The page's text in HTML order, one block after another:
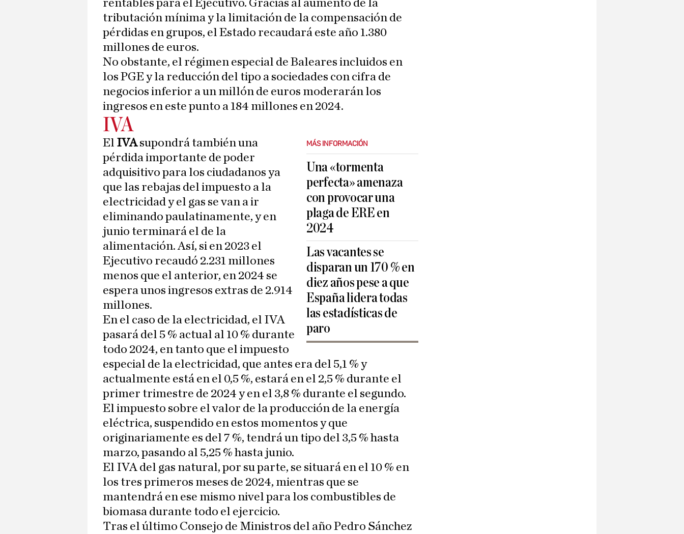
rentables para el Ejecutivo. Gracias al aumento de la
tributación mínima y la limitación de la compensación de
pérdidas en grupos, el Estado recaudará este año 1.380
millones de euros.
No obstante, el régimen especial de Baleares incluidos en
los PGE y la reducción del tipo a sociedades con cifra de
negocios inferior a un millón de euros moderarán los
ingresos en este punto a 184 millones en 2024.
IVA
MÁS INFORMACIÓN
Una «tormenta
perfecta» amenaza
con provocar una
plaga de ERE en
2024
Las vacantes se
disparan un 170 % en
diez años pese a que
España lidera todas
las estadísticas de
paro
El IVAsupondrá también una
pérdida importante de poder
adquisitivo para los ciudadanos ya
que las rebajas del impuesto a la
electricidad y el gas se van a ir
eliminando paulatinamente, y en
junio terminará el de la
alimentación. Así, si en 2023 el
Ejecutivo recaudó 2.231 millones
menos que el anterior, en 2024 se
espera unos ingresos extras de 2.914
millones.
En el caso de la electricidad, el IVA
pasará del 5 % actual al 10 % durante
todo 2024, en tanto que el impuesto
especial de la electricidad, que antes era del 5,1 % y
actualmente está en el 0,5 %, estará en el 2,5 % durante el
primer trimestre de 2024 y en el 3,8 % durante el segundo.
El impuesto sobre el valor de la producción de la energía
eléctrica, suspendido en estos momentos y que
originariamente es del 7 %, tendrá un tipo del 3,5 % hasta
marzo, pasando al 5,25 % hasta junio.
El IVA del gas natural, por su parte, se situará en el 10 % en
los tres primeros meses de 2024, mientras que se
mantendrá en ese mismo nivel para los combustibles de
biomasa durante todo el ejercicio.
Tras el último Consejo de Ministros del año Pedro Sánchez